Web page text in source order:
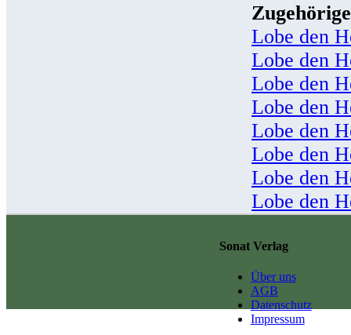
Lobe den
Lobe den
Lobe den
Lobe den
Lobe den
Lobe den
Lobe den
Lobe den
Sonat Verlag
Über uns
AGB
Datenschutz
Impressum